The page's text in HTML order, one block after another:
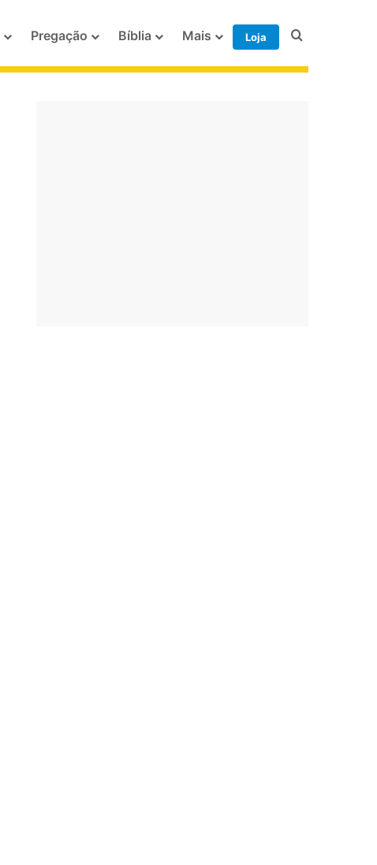
Pregação Bíblia Mais Loja Procurar por